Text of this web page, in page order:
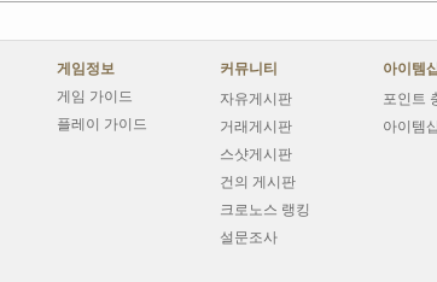
게임정보
게임 가이드
플레이 가이드
커뮤니티
자유게시판
거래게시판
스샷게시판
건의 게시판
크로노스 랭킹
설문조사
아이템
포인트
아이템